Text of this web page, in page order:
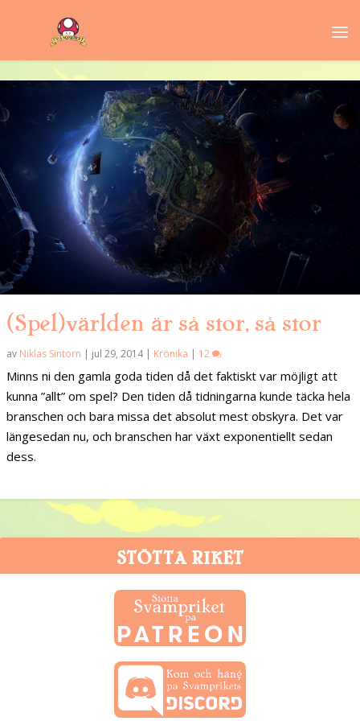
(Spel)världen är så stor, så stor
av Niklas Sintorn | jul 29, 2014| Krönika | 12
Minns ni den gamla goda tiden då det faktiskt var möjligt att
kunna ”allt” om spel? Den tiden då tidningarna kunde täcka hela
branschen och bara missa det absolut mest obskyra. Det var
längesedan nu, och branschen har växt exponentiellt sedan
dess.
STÖTTA RIKET